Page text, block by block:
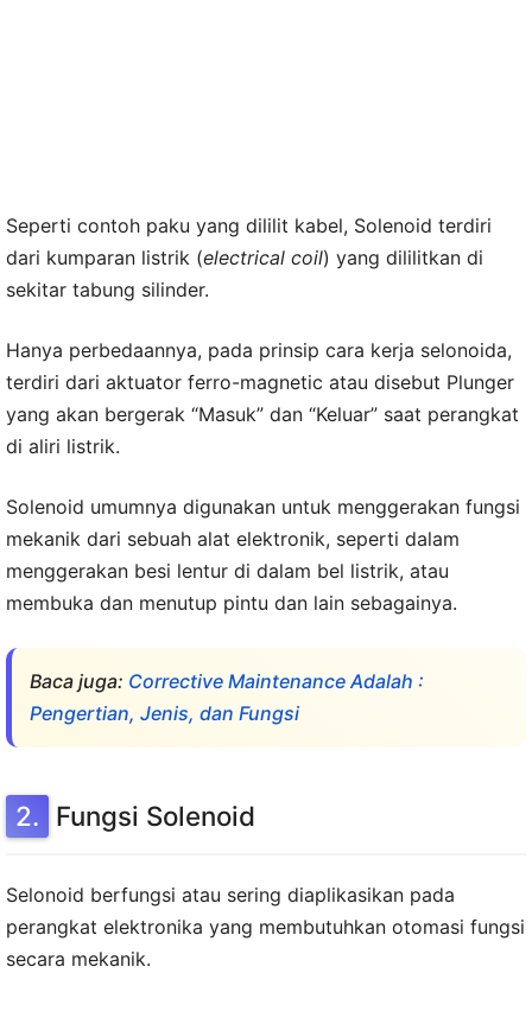
Seperti contoh paku yang dililit kabel, Solenoid terdiri
dari kumparan listrik (electrical coil) yang dililitkan di
sekitar tabung silinder.
Hanya perbedaannya, pada prinsip cara kerja selonoida,
terdiri dari aktuator ferro-magnetic atau disebut Plunger
yang akan bergerak “Masuk” dan “Keluar” saat perangkat
di aliri listrik.
Solenoid umumnya digunakan untuk menggerakan fungsi
mekanik dari sebuah alat elektronik, seperti dalam
menggerakan besi lentur di dalam bel listrik, atau
membuka dan menutup pintu dan lain sebagainya.
Baca juga: Corrective Maintenance Adalah :
Pengertian, Jenis, dan Fungsi
Fungsi Solenoid
Selonoid berfungsi atau sering diaplikasikan pada
perangkat elektronika yang membutuhkan otomasi fungsi
secara mekanik.